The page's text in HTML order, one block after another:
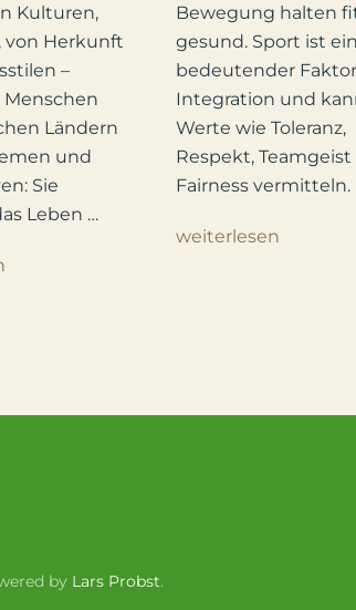
Kulturen,
von Herkunft
–
Ländern
und
Sie
Leben …
Bewegung halten
gesund. Sport ist ein
bedeutender
Integration und
Werte wie Toleranz,
Respekt,
Fairness vermitteln.
weiterlesen
by Lars Probst.